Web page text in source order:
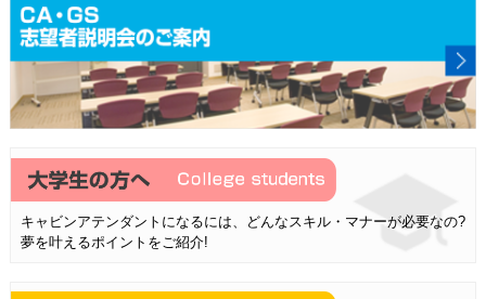
キャビンアテンダントになるには、どんなスキル・マナーが必要なの?
夢を叶えるポイントをご紹介!